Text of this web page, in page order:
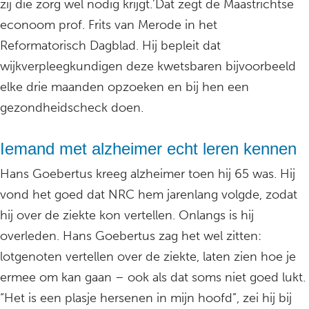
zij die zorg wel nodig krijgt.’Dat zegt de Maastrichtse
econoom prof. Frits van Merode in het
Reformatorisch Dagblad. Hij bepleit dat
wijkverpleegkundigen deze kwetsbaren bijvoorbeeld
elke drie maanden opzoeken en bij hen een
gezondheidscheck doen.
Iemand met alzheimer echt leren kennen
Hans Goebertus kreeg alzheimer toen hij 65 was. Hij
vond het goed dat NRC hem jarenlang volgde, zodat
hij over de ziekte kon vertellen. Onlangs is hij
overleden. Hans Goebertus zag het wel zitten:
lotgenoten vertellen over de ziekte, laten zien hoe je
ermee om kan gaan – ook als dat soms niet goed lukt.
“Het is een plasje hersenen in mijn hoofd”, zei hij bij